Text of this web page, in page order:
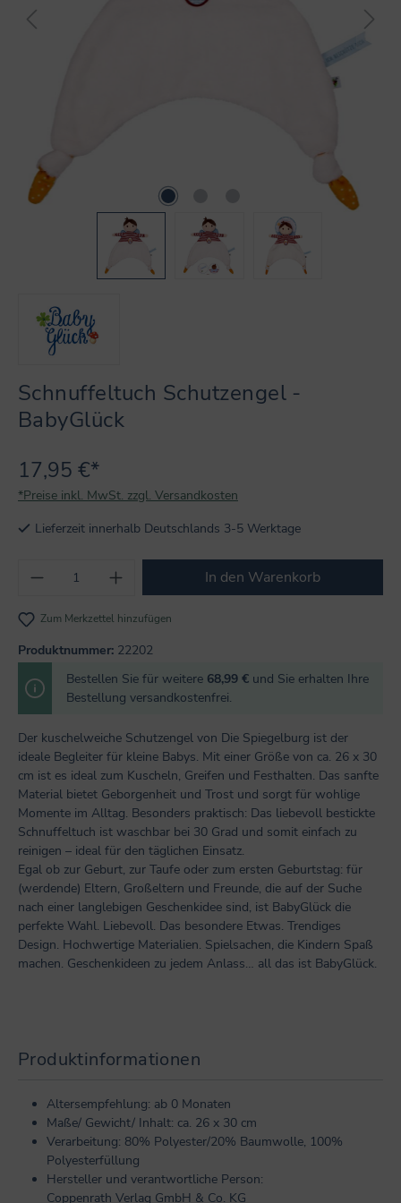
Schnuffeltuch Schutzengel -
BabyGlück
17,95 €*
*Preise inkl. MwSt. zzgl. Versandkosten
Lieferzeit innerhalb Deutschlands 3-5 Werktage
Produkt Anzahl: Gib den gewünschten
In den Warenkorb
Zum Merkzettel hinzufügen
Produktnummer: 22202
Bestellen Sie für weitere 68,99 € und Sie erhalten Ihre
Bestellung versandkostenfrei.
Der kuschelweiche Schutzengel von Die Spiegelburg ist der
ideale Begleiter für kleine Babys. Mit einer Größe von ca. 26 x 30
cm ist es ideal zum Kuscheln, Greifen und Festhalten. Das sanfte
Material bietet Geborgenheit und Trost und sorgt für wohlige
Momente im Alltag. Besonders praktisch: Das liebevoll bestickte
Schnuffeltuch ist waschbar bei 30 Grad und somit einfach zu
reinigen – ideal für den täglichen Einsatz.
Egal ob zur Geburt, zur Taufe oder zum ersten Geburtstag: für
(werdende) Eltern, Großeltern und Freunde, die auf der Suche
nach einer langlebigen Geschenkidee sind, ist BabyGlück die
perfekte Wahl. Liebevoll. Das besondere Etwas. Trendiges
Design. Hochwertige Materialien. Spielsachen, die Kindern Spaß
machen. Geschenkideen zu jedem Anlass… all das ist BabyGlück.
Produktinformationen
Altersempfehlung: ab 0 Monaten
Maße/ Gewicht/ Inhalt: ca. 26 x 30 cm
Verarbeitung: 80% Polyester/20% Baumwolle, 100%
Polyesterfüllung
Hersteller und verantwortliche Person:
Coppenrath Verlag GmbH & Co. KG